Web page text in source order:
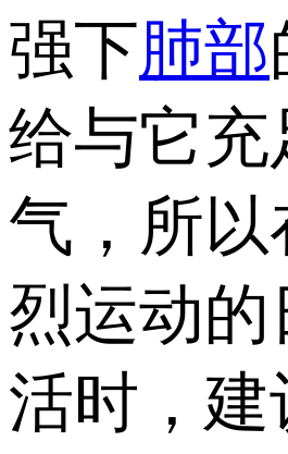
强下肺部
给与它充
气，所以
烈运动的
活时，建